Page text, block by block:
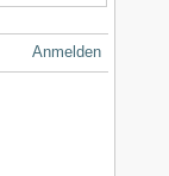
Anmelden